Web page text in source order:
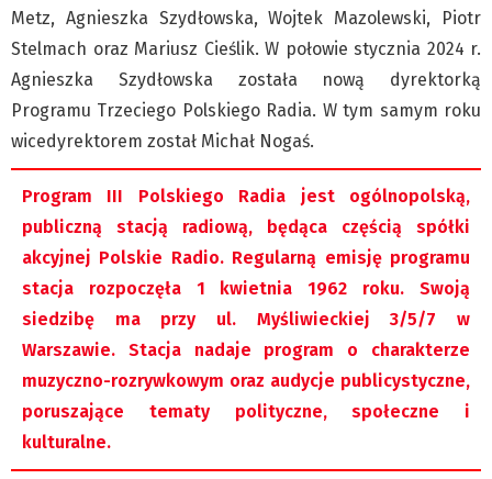
Metz, Agnieszka Szydłowska, Wojtek Mazolewski, Piotr
Stelmach oraz Mariusz Cieślik. W połowie stycznia 2024 r.
Agnieszka Szydłowska została nową dyrektorką
Programu Trzeciego Polskiego Radia. W tym samym roku
wicedyrektorem został Michał Nogaś.
Program III Polskiego Radia jest ogólnopolską,
publiczną stacją radiową, będąca częścią spółki
akcyjnej Polskie Radio. Regularną emisję programu
stacja rozpoczęła 1 kwietnia 1962 roku. Swoją
siedzibę ma przy ul. Myśliwieckiej 3/5/7 w
Warszawie. Stacja nadaje program o charakterze
muzyczno-rozrywkowym oraz audycje publicystyczne,
poruszające tematy polityczne, społeczne i
kulturalne.